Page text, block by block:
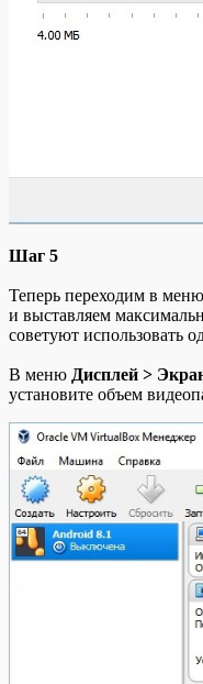
Шаг 5
Теперь переходим в меню
и выставляем
советуют использовать
В меню Дисплей >
установите объем